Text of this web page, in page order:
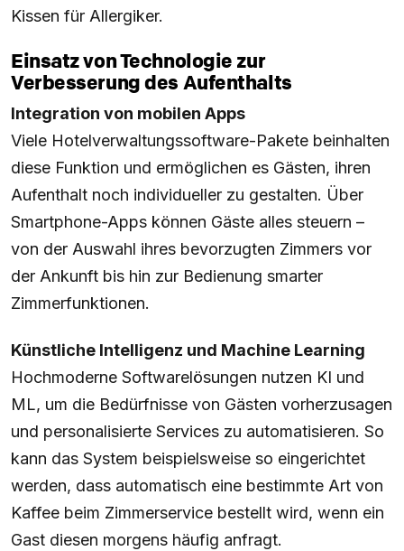
Kissen für Allergiker.
Einsatz von Technologie zur
Verbesserung des Aufenthalts
Integration von mobilen Apps
Viele Hotelverwaltungssoftware-Pakete beinhalten
diese Funktion und ermöglichen es Gästen, ihren
Aufenthalt noch individueller zu gestalten. Über
Smartphone-Apps können Gäste alles steuern –
von der Auswahl ihres bevorzugten Zimmers vor
der Ankunft bis hin zur Bedienung smarter
Zimmerfunktionen.
Künstliche Intelligenz und Machine Learning
Hochmoderne Softwarelösungen nutzen KI und
ML, um die Bedürfnisse von Gästen vorherzusagen
und personalisierte Services zu automatisieren. So
kann das System beispielsweise so eingerichtet
werden, dass automatisch eine bestimmte Art von
Kaffee beim Zimmerservice bestellt wird, wenn ein
Gast diesen morgens häufig anfragt.